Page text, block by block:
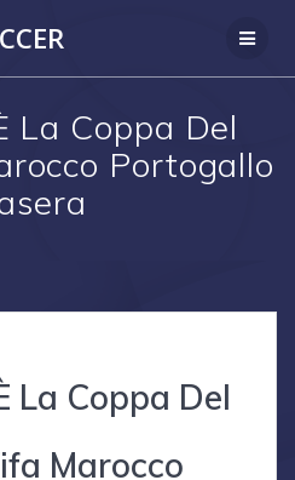
to
La Coppa Del
Portogallo
La Coppa Del
Marocco